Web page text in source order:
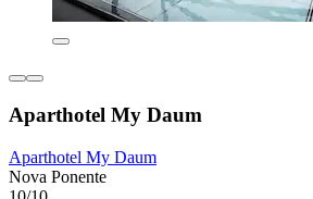
Aparthotel My Daum
Aparthotel My Daum
Nova Ponente